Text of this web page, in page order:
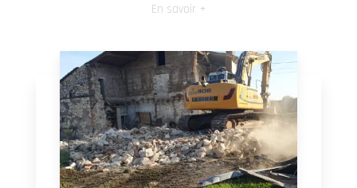
En savoir +